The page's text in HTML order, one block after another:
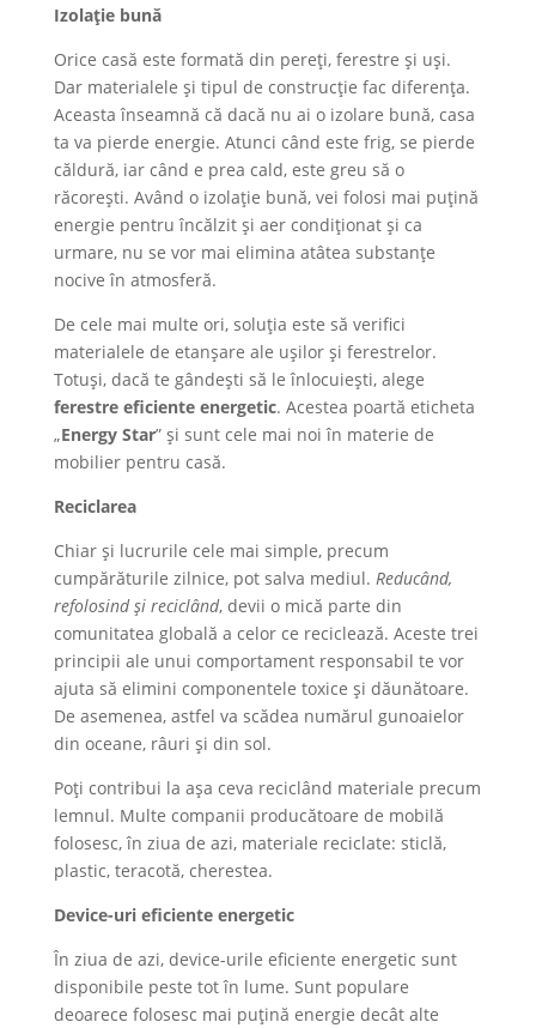
Izolație bună
Orice casă este formată din pereți, ferestre și uși.
Dar materialele și tipul de construcție fac diferența.
Aceasta înseamnă că dacă nu ai o izolare bună, casa
ta va pierde energie. Atunci când este frig, se pierde
căldură, iar când e prea cald, este greu să o
răcorești. Având o izolație bună, vei folosi mai puțină
energie pentru încălzit și aer condiționat și ca
urmare, nu se vor mai elimina atâtea substanțe
nocive în atmosferă.
De cele mai multe ori, soluția este să verifici
materialele de etanșare ale ușilor și ferestrelor.
Totuși, dacă te gândești să le înlocuiești, alege
ferestre eficiente energetic. Acestea poartă eticheta
„Energy Star” și sunt cele mai noi în materie de
mobilier pentru casă.
Reciclarea
Chiar și lucrurile cele mai simple, precum
cumpărăturile zilnice, pot salva mediul. Reducând,
refolosind și reciclând, devii o mică parte din
comunitatea globală a celor ce reciclează. Aceste trei
principii ale unui comportament responsabil te vor
ajuta să elimini componentele toxice și dăunătoare.
De asemenea, astfel va scădea numărul gunoaielor
din oceane, râuri și din sol.
Poți contribui la așa ceva reciclând materiale precum
lemnul. Multe companii producătoare de mobilă
folosesc, în ziua de azi, materiale reciclate: sticlă,
plastic, teracotă, cherestea.
Device-uri eficiente energetic
În ziua de azi, device-urile eficiente energetic sunt
disponibile peste tot în lume. Sunt populare
deoarece folosesc mai puțină energie decât alte